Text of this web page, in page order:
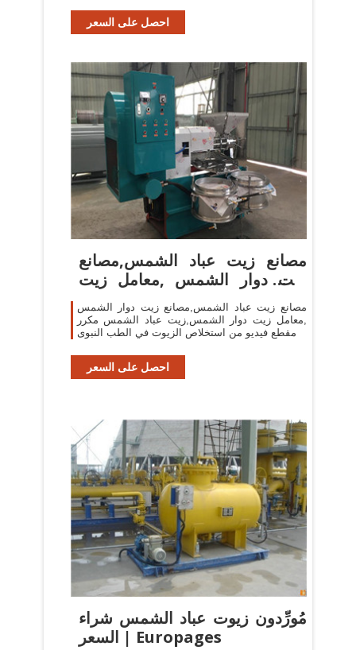
احصل على السعر
مصانع زيت عباد الشمس,مصانع
زيت دوار الشمس ,معامل زيت
مصانع زيت عباد الشمس,مصانع زيت دوار الشمس
,معامل زيت دوار الشمس,زيت عباد الشمس مكرر
مقطع فيديو من استخلاص الزيوت في الطب النبوى
احصل على السعر
مُورِّدون زيوت عباد الشمس شراء
السعر | Europages